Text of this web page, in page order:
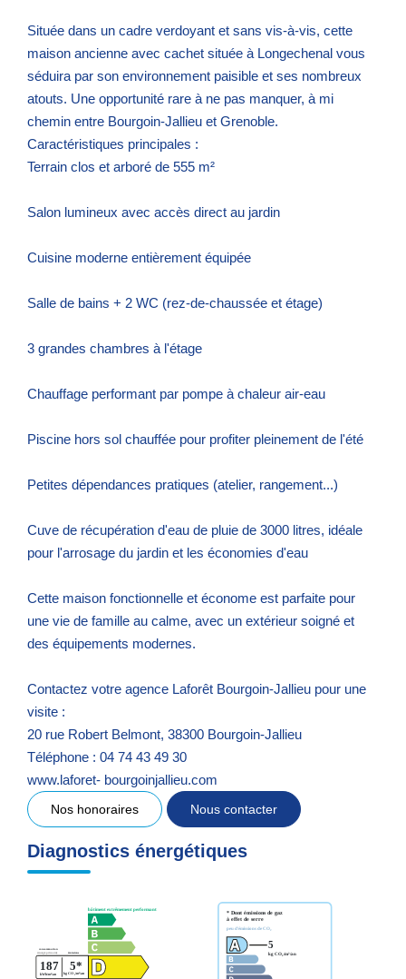
Située dans un cadre verdoyant et sans vis-à-vis, cette
maison ancienne avec cachet située à Longechenal vous
séduira par son environnement paisible et ses nombreux
atouts. Une opportunité rare à ne pas manquer, à mi
chemin entre Bourgoin-Jallieu et Grenoble.
Caractéristiques principales :
Terrain clos et arboré de 555 m²
Salon lumineux avec accès direct au jardin
Cuisine moderne entièrement équipée
Salle de bains + 2 WC (rez-de-chaussée et étage)
3 grandes chambres à l'étage
Chauffage performant par pompe à chaleur air-eau
Piscine hors sol chauffée pour profiter pleinement de l'été
Petites dépendances pratiques (atelier, rangement...)
Cuve de récupération d'eau de pluie de 3000 litres, idéale
pour l'arrosage du jardin et les économies d'eau
Cette maison fonctionnelle et économe est parfaite pour
une vie de famille au calme, avec un extérieur soigné et
des équipements modernes.
Contactez votre agence Laforêt Bourgoin-Jallieu pour une
visite :
20 rue Robert Belmont, 38300 Bourgoin-Jallieu
Téléphone : 04 74 43 49 30
www.laforet- bourgoinjallieu.com
Nos honoraires Nous contacter
Diagnostics énergétiques